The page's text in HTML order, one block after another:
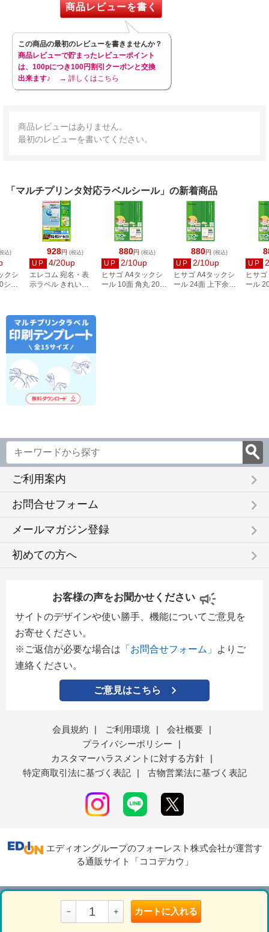
商品レビューを書く
この商品の最初のレビューを書きませんか？
商品レビューで貯まったレビューポイント
は、100pにつき100円割引クーポンと交換
出来ます♪
→ 詳しくはこちら
商品レビューはありません。
最初のレビューを書いてください。
「マルチプリンタ対応ラベルシール」の新着商品
928円 (税込)
UP 4/20up
エレコム 宛名・表
示ラベル きれい貼
880円 (税込)
UP 2/10up
ヒサゴ A4タックシ
ール 10面 角丸 20シ
880円 (税込)
UP 2/10up
ヒサゴ A4タックシ
ール 24面 上下余白
UP
ヒサ
ール
込)
クシ
ー
－ ＋ カートに入れる
ご利用案内 keyboard_arrow_right
お問合せフォーム keyboard_arrow_right
メールマガジン登録 keyboard_arrow_right
初めての方へ keyboard_arrow_right
お客様の声をお聞かせください
サイトのデザインや使い勝手、機能についてご意見を
お寄せください。
※ご返信が必要な場合は 「お問合せフォーム」
よりご
連絡ください。
ご意見はこちら
会員規約 | ご利用環境 | 会社概要
|
プライバシーポリシー
|
カスタマーハラスメントに対する方針
|
特定商取引法に基づく表記
| 古物営業法に基づく表記
エディオングループのフォーレスト株式会社が運営す
る通販サイト「ココデカウ」
表示モード ＰＣ スマートフォン